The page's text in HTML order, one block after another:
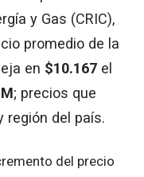
y Gas (CRIC),
promedio de la
en $10.167 el
; precios que
región del país.
del precio